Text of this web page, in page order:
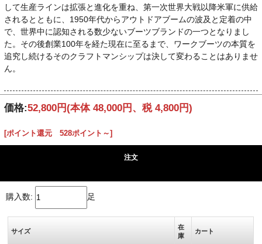
して生産ラインは拡張と進化を重ね、第一次世界大戦以降米軍に供給
されるとともに、1950年代からアウトドアブームの波及と定着の中
で、世界中に認知される数少ないブーツブランドの一つとなりまし
た。その後創業100年を経た現在に至るまで、ワークブーツの本質を
追究し続けるそのクラフトマンシップは決して変わることはありませ
ん。
価格:52,800円(本体 48,000円、税 4,800円)
[ポイント還元 528ポイント～]
注文
購入数: 足
サイズ
在
庫
カート